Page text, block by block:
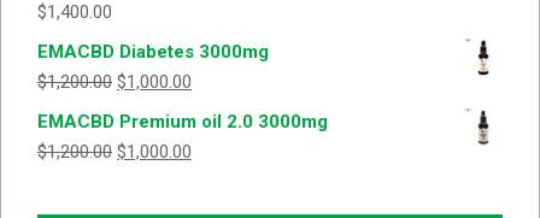
$1,400.00
EMACBD Diabetes 3000mg
$1,200.00 $1,000.00
EMACBD Premium oil 2.0 3000mg
$1,200.00 $1,000.00